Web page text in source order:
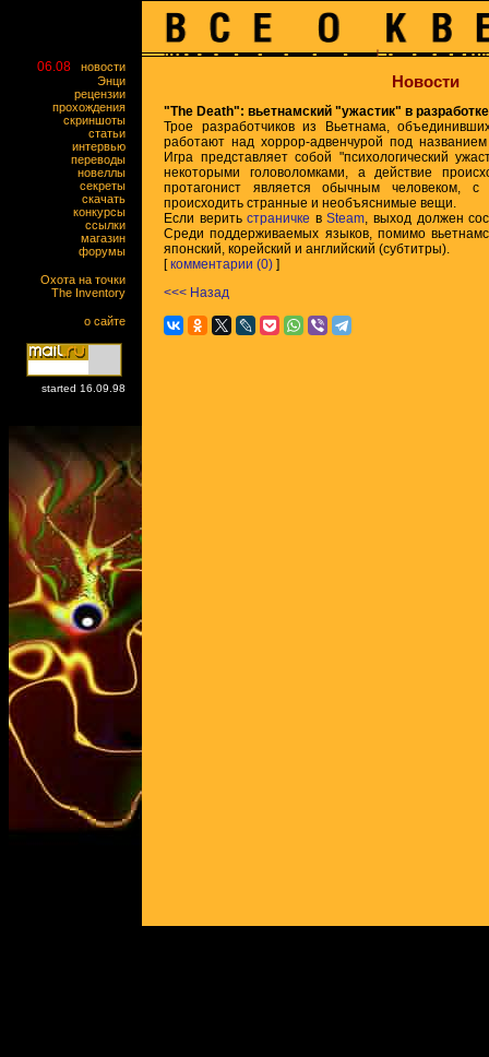
06.08
новости
Энци
рецензии
прохождения
скриншоты
статьи
интервью
переводы
новеллы
секреты
скачать
конкурсы
ссылки
магазин
форумы
Охота на точки
The Inventory
о сайте
started 16.09.98
Новости
"The Death": вьетнамский "ужастик" в разработке
Трое разработчиков из Вьетнама,
работают над хоррор-адвенчурой под
Игра представляет собой "психологический
некоторыми головоломками, а действие
протагонист является обычным человеком,
происходить странные и необъяснимые вещи.
Если веритьстраничке вSteam, выход должен
Среди поддерживаемых языков, помимо
японский, корейский и английский (субтитры).
[комментарии (0) ]
<<< Назад